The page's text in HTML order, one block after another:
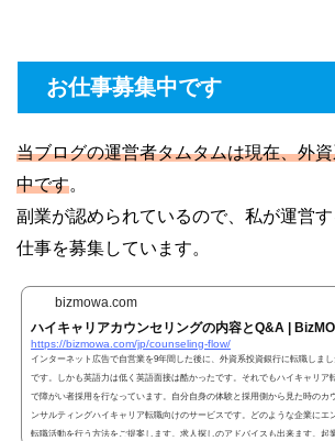
お仕事募集中です
当ブログの運営者タムタムは現在、外
中です。
副業が認められているので、私が運営
仕事を募集しています。
bizmowa.com
ハイキャリアカウンセリングの内容とQ&A |
https://bizmowa.com/jp/counseling-flow/
インターネット広告で自営業を9年間した後に、外資系投資銀行に転職しま
です。しかも英語力は低く英語面接は酷かったです。それでもハイキャリア
で障がい者採用を行なっています。自分自身の体験と採用側から見た時のカ
ンサルティングハイキャリア転職向けのサービスです。どのような企業にエ
転職活動を行う方法をご提案します。求人探しのアドバイスも出来ます。起